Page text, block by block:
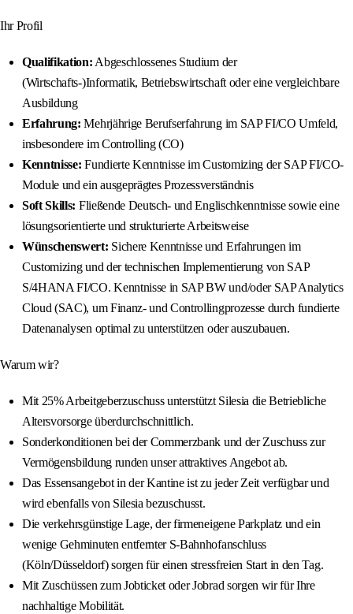
Ihr Profil
Qualifikation: Abgeschlossenes Studium der
(Wirtschafts-)Informatik, Betriebswirtschaft oder eine vergleichbare
Ausbildung
Erfahrung: Mehrjährige Berufserfahrung im SAP FI/CO Umfeld,
insbesondere im Controlling (CO)
Kenntnisse: Fundierte Kenntnisse im Customizing der SAP FI/CO-
Module und ein ausgeprägtes Prozessverständnis
Soft Skills: Fließende Deutsch- und Englischkenntnisse sowie eine
lösungsorientierte und strukturierte Arbeitsweise
Wünschenswert: Sichere Kenntnisse und Erfahrungen im
Customizing und der technischen Implementierung von SAP
S/4HANA FI/CO. Kenntnisse in SAP BW und/oder SAP Analytics
Cloud (SAC), um Finanz- und Controllingprozesse durch fundierte
Datenanalysen optimal zu unterstützen oder auszubauen.
Warum wir?
Mit 25% Arbeitgeberzuschuss unterstützt Silesia die Betriebliche
Altersvorsorge überdurchschnittlich.
Sonderkonditionen bei der Commerzbank und der Zuschuss zur
Vermögensbildung runden unser attraktives Angebot ab.
Das Essensangebot in der Kantine ist zu jeder Zeit verfügbar und
wird ebenfalls von Silesia bezuschusst.
Die verkehrsgünstige Lage, der firmeneigene Parkplatz und ein
wenige Gehminuten entfernter S-Bahnhofanschluss
(Köln/Düsseldorf) sorgen für einen stressfreien Start in den Tag.
Mit Zuschüssen zum Jobticket oder Jobrad sorgen wir für Ihre
nachhaltige Mobilität.